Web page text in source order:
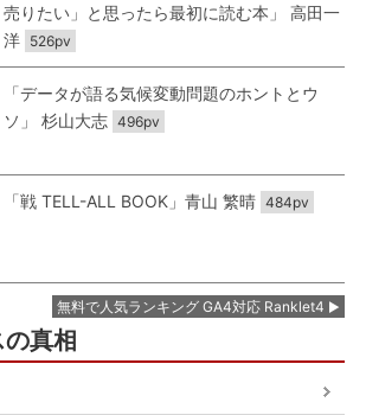
売りたい」と思ったら最初に読む本」 高田一
洋 526pv
「データが語る気候変動問題のホントとウ
ソ」 杉山大志 496pv
「戦 TELL-ALL BOOK」青山 繁晴 484pv
無料で人気ランキング GA4対応 Ranklet4
真相